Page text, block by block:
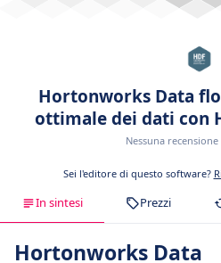
Hortonworks Data
ottimale dei dati con
Nessuna
Sei l'editore di questo software?
In sintesi Prezzi
Hortonworks Data